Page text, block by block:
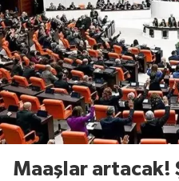
Maaşlar artacak!